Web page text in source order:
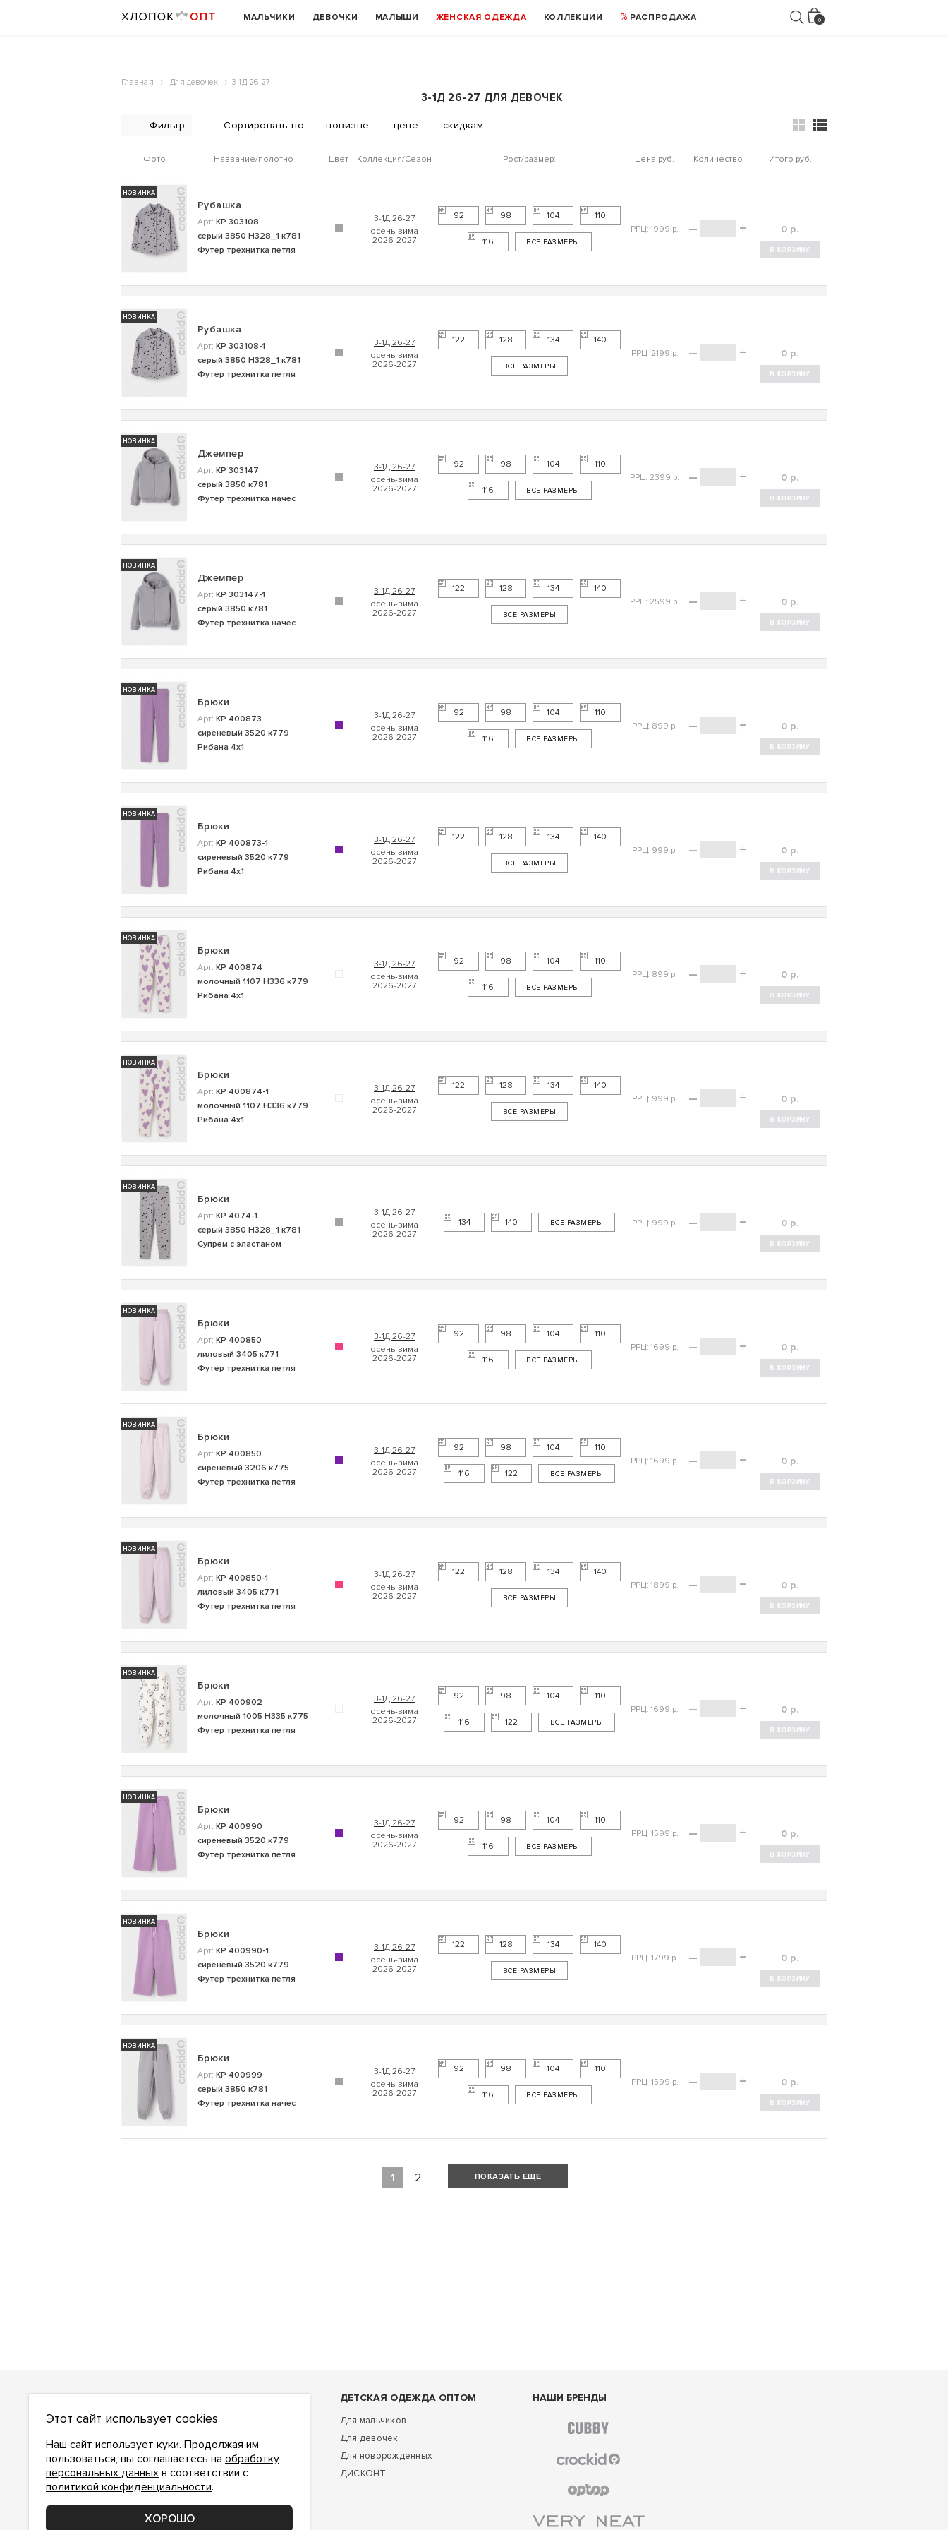
МАЛЬЧИКИ ДЕВОЧКИ МАЛЫШИ ЖЕНСКАЯ ОДЕЖДА КОЛЛЕКЦИИ РАСПРОДАЖА
Главная Для девочек 3-1Д 26-27
3-1Д 26-27 ДЛЯ ДЕВОЧЕК
Фильтр новизне цене скидкам
Фото Название/полотно Цвет Коллекция Рост/размер: Цена руб. Количество Итого руб.
НОВИНКА
Рубашка
Арт: КР 303108
серый 3850 Н328_1 к781
Футер трехнитка петля
3-1Д 26-27 92 98 104 110
116 ВСЕ РАЗМЕРЫ
РРЦ: 1999 р. – + р.
НОВИНКА
Рубашка
Арт: КР 303108-1
серый 3850 Н328_1 к781
Футер трехнитка петля
3-1Д 26-27 122 128 134 140
ВСЕ РАЗМЕРЫ
РРЦ: 2199 р. – + р.
НОВИНКА
Джемпер
Арт: КР 303147
серый 3850 к781
Футер трехнитка начес
3-1Д 26-27 92 98 104 110
116 ВСЕ РАЗМЕРЫ
РРЦ: 2399 р. – + р.
НОВИНКА
Джемпер
Арт: КР 303147-1
серый 3850 к781
Футер трехнитка начес
3-1Д 26-27 122 128 134 140
ВСЕ РАЗМЕРЫ
РРЦ: 2599 р. – + р.
НОВИНКА
Брюки
Арт: КР 400873
сиреневый 3520 к779
Рибана 4х1
3-1Д 26-27 92 98 104 110
116 ВСЕ РАЗМЕРЫ
РРЦ: 899 р. – + р.
НОВИНКА
Брюки
Арт: КР 400873-1
сиреневый 3520 к779
Рибана 4х1
3-1Д 26-27 122 128 134 140
ВСЕ РАЗМЕРЫ
РРЦ: 999 р. – + р.
НОВИНКА
Брюки
Арт: КР 400874
молочный 1107 Н336 к779
Рибана 4х1
3-1Д 26-27 92 98 104 110
116 ВСЕ РАЗМЕРЫ
РРЦ: 899 р. – + р.
НОВИНКА
Брюки
Арт: КР 400874-1
молочный 1107 Н336 к779
Рибана 4х1
3-1Д 26-27 122 128 134 140
ВСЕ РАЗМЕРЫ
РРЦ: 999 р. – + р.
НОВИНКА
Брюки
Арт: КР 4074-1
серый 3850 Н328_1 к781
Супрем с эластаном
3-1Д 26-27
134
140 ВСЕ РАЗМЕРЫ РРЦ: 999 р. – + р.
НОВИНКА
Брюки
Арт: КР 400850
лиловый 3405 к771
Футер трехнитка петля
3-1Д 26-27 92 98 104 110
116 ВСЕ РАЗМЕРЫ
РРЦ: 1699 р. – + р.
НОВИНКА
Брюки
Арт: КР 400850
сиреневый 3206 к775
Футер трехнитка петля
3-1Д 26-27 92 98 104 110
116 122 ВСЕ РАЗМЕРЫ
РРЦ: 1699 р. – + р.
НОВИНКА
Брюки
Арт: КР 400850-1
лиловый 3405 к771
Футер трехнитка петля
3-1Д 26-27 122 128 134 140
ВСЕ РАЗМЕРЫ
РРЦ: 1899 р. – + р.
НОВИНКА
Брюки
Арт: КР 400902
молочный 1005 Н335 к775
Футер трехнитка петля
3-1Д 26-27 92 98 104 110
116 122 ВСЕ РАЗМЕРЫ
РРЦ: 1699 р. – + р.
НОВИНКА
Брюки
Арт: КР 400990
сиреневый 3520 к779
Футер трехнитка петля
3-1Д 26-27 92 98 104 110
116 ВСЕ РАЗМЕРЫ
РРЦ: 1599 р. – + р.
НОВИНКА
Брюки
Арт: КР 400990-1
сиреневый 3520 к779
Футер трехнитка петля
3-1Д 26-27 122 128 134 140
ВСЕ РАЗМЕРЫ
РРЦ: 1799 р. – + р.
НОВИНКА
Брюки
Арт: КР 400999
серый 3850 к781
Футер трехнитка начес
3-1Д 26-27 92 98 104 110
116 ВСЕ РАЗМЕРЫ
РРЦ: 1599 р. – + р.
1 2 ПОКАЗАТЬ ЕЩЕ
О НАС
О компании
Как сделать заказ
Условия работы
Доставка и оплата
Возврат
ДЕТСКАЯ ОДЕЖДА ОПТОМ
Для мальчиков
Для девочек
Для новорожденных
ДИСКОНТ
НАШИ БРЕНДЫ
Этот сайт использует cookies
Наш сайт использует куки. Продолжая им
пользоваться, вы соглашаетесь на обработку
персональных данных в соответствии с
политикой конфиденциальности.
ХОРОШО